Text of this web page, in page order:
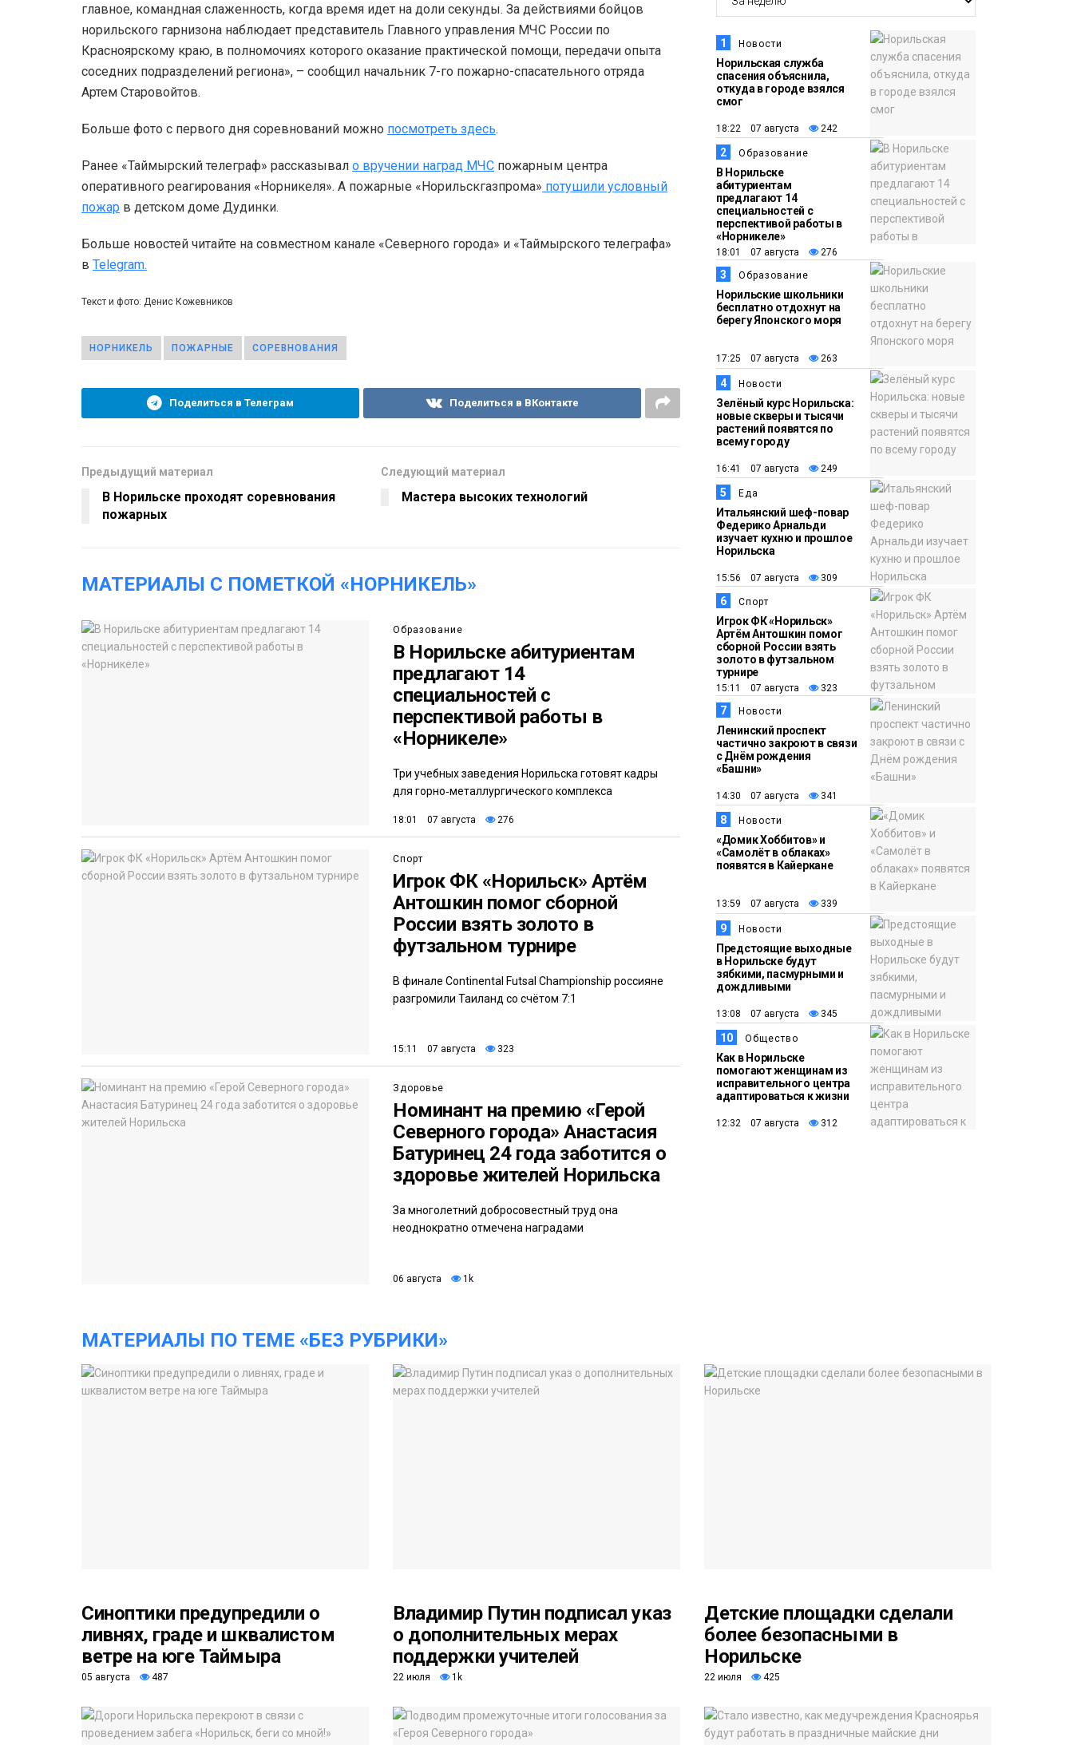
главное, командная слаженность, когда время идет на доли секунды. За действиями бойцов
норильского гарнизона наблюдает представитель Главного управления МЧС России по
Красноярскому краю, в полномочиях которого оказание практической помощи, передачи опыта
соседних подразделений региона», – сообщил начальник 7-го пожарно-спасательного отряда
Артем Старовойтов.
Больше фото с первого дня соревнований можно посмотреть здесь.
Ранее «Таймырский телеграф» рассказывал о вручении наград МЧС пожарным центра
оперативного реагирования «Норникеля». А пожарные «Норильскгазпрома» потушили условный
пожар в детском доме Дудинки.
Больше новостей читайте на совместном канале «Северного города» и «Таймырского телеграфа»
в Telegram.
Текст и фото: Денис Кожевников
НОРНИКЕЛЬ ПОЖАРНЫЕ СОРЕВНОВАНИЯ
Поделиться в Телеграм Поделиться в ВКонтакте
Предыдущий материал
В Норильске проходят соревнования
пожарных
Следующий материал
Мастера высоких технологий
МАТЕРИАЛЫ С ПОМЕТКОЙ «НОРНИКЕЛЬ»
Образование
В Норильске абитуриентам
предлагают 14
специальностей с
перспективой работы в
«Норникеле»
Три учебных заведения Норильска готовят кадры
для горно‑металлургического комплекса
18:01 07 августа 276
Спорт
Игрок ФК «Норильск» Артём
Антошкин помог сборной
России взять золото в
футзальном турнире
В финале Continental Futsal Championship россияне
разгромили Таиланд со счётом 7:1
15:11 07 августа 323
Здоровье
Номинант на премию «Герой
Северного города» Анастасия
Батуринец 24 года заботится о
здоровье жителей Норильска
За многолетний добросовестный труд она
неоднократно отмечена наградами
06 августа 1k
14:30
Новости
Ленинский проспект
частично закроют в
связи с Днём
рождения «Башни»
13:59
Новости
«Домик Хоббитов» и
«Самолёт в облаках»
появятся в Кайеркане
13:08
Новости
Предстоящие
выходные в
Норильске будут
зябкими, пасмурными
и дождливыми
Общество
Как в Норильске
помогают женщинам
из исправительного
центра
адаптироваться к
жизни
1 Новости
Норильская служба
спасения объяснила,
откуда в городе взялся
смог
18:22 07 августа 242
2 Образование
В Норильске
абитуриентам
предлагают 14
специальностей с
перспективой работы в
«Норникеле»
18:01 07 августа 276
3 Образование
Норильские школьники
бесплатно отдохнут на
берегу Японского моря
17:25 07 августа 263
4 Новости
Зелёный курс Норильска:
новые скверы и тысячи
растений появятся по
всему городу
16:41 07 августа 249
5 Еда
Итальянский шеф-повар
Федерико Арнальди
изучает кухню и прошлое
Норильска
15:56 07 августа 309
6 Спорт
Игрок ФК «Норильск»
Артём Антошкин помог
сборной России взять
золото в футзальном
турнире
15:11 07 августа 323
7 Новости
Ленинский проспект
частично закроют в связи
с Днём рождения
«Башни»
14:30 07 августа 341
8 Новости
«Домик Хоббитов» и
«Самолёт в облаках»
появятся в Кайеркане
13:59 07 августа 339
9 Новости
Предстоящие выходные
в Норильске будут
зябкими, пасмурными и
дождливыми
13:08 07 августа 345
10 Общество
Как в Норильске
помогают женщинам из
исправительного центра
адаптироваться к жизни
12:32 07 августа 312
МАТЕРИАЛЫ ПО ТЕМЕ «БЕЗ РУБРИКИ»
Синоптики предупредили о
ливнях, граде и шквалистом
ветре на юге Таймыра
05 августа 487
Владимир Путин подписал указ
о дополнительных мерах
поддержки учителей
22 июля 1k
Детские площадки сделали
более безопасными в
Норильске
22 июля 425